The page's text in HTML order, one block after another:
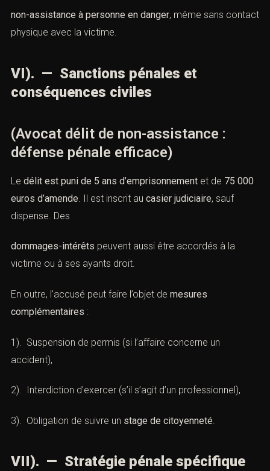
non-assistance à personne en danger, même sans contact
physique avec la victime.
VI). — Sanctions pénales et
conséquences civiles
(Avocat délit de non-assistance :
défense pénale efficace)
Le délit est puni de 5 ans d’emprisonnement et de 75 000
euros d’amende . Il est inscrit au casier judiciaire, sauf
dispense. Des
dommages-intérêts peuvent aussi être accordés à la
victime ou à ses ayants droit.
En outre, l’accusé peut faire l’objet de mesures
complémentaires :
1). Suspension de permis (si l’affaire concerne un
accident),
2). Interdiction d’exercer (s’il s’agit d’un professionnel),
3). Obligation de suivre un stage de citoyenneté
VII). — Stratégie pénale spécifique